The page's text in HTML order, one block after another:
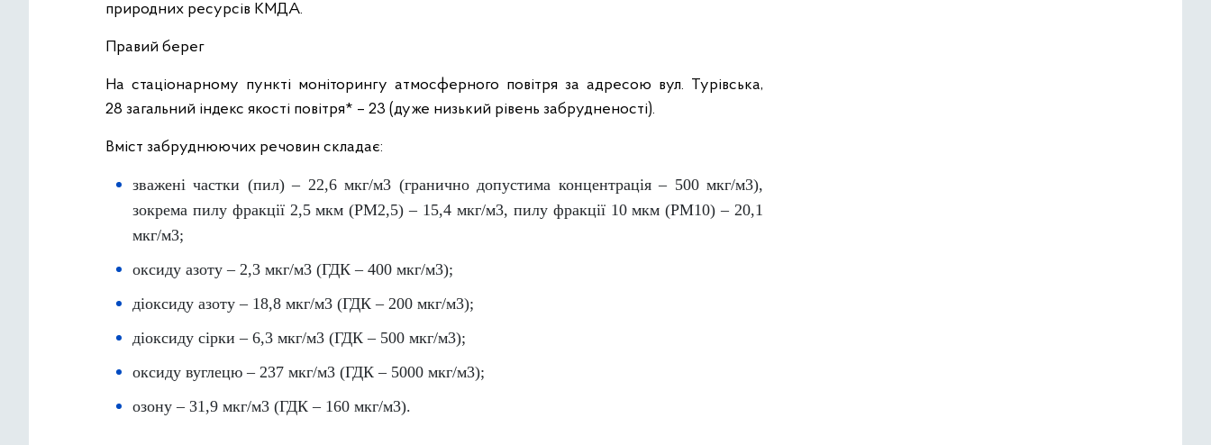
природних ресурсів КМДА.
Правий берег
На стаціонарному пункті моніторингу атмосферного повітря за адресою вул. Турівська,
28 загальний індекс якості повітря* – 23 (дуже низький рівень забрудненості).
Вміст забруднюючих речовин складає:
зважені частки (пил) – 22,6 мкг/м3 (гранично допустима концентрація – 500 мкг/м3),
зокрема пилу фракції 2,5 мкм (PM2,5) – 15,4 мкг/м3, пилу фракції 10 мкм (PM10) – 20,1
мкг/м3;
оксиду азоту – 2,3 мкг/м3 (ГДК – 400 мкг/м3);
діоксиду азоту – 18,8 мкг/м3 (ГДК – 200 мкг/м3);
діоксиду сірки – 6,3 мкг/м3 (ГДК – 500 мкг/м3);
оксиду вуглецю – 237 мкг/м3 (ГДК – 5000 мкг/м3);
озону – 31,9 мкг/м3 (ГДК – 160 мкг/м3).